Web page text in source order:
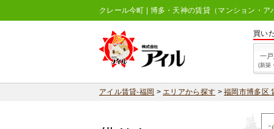
クレール今町 | 博多・天神の賃貸（マンション・ア
買い
一
(新築
アイル賃貸-福岡 >エリアから探す >福岡市博多区